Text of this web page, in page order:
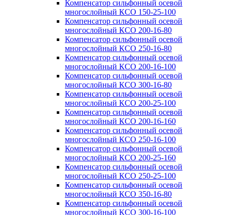
Компенсатор сильфонный осевой
многослойный КСО 150-25-100
Компенсатор сильфонный осевой
многослойный КСО 200-16-80
Компенсатор сильфонный осевой
многослойный КСО 250-16-80
Компенсатор сильфонный осевой
многослойный КСО 200-16-100
Компенсатор сильфонный осевой
многослойный КСО 300-16-80
Компенсатор сильфонный осевой
многослойный КСО 200-25-100
Компенсатор сильфонный осевой
многослойный КСО 200-16-160
Компенсатор сильфонный осевой
многослойный КСО 250-16-100
Компенсатор сильфонный осевой
многослойный КСО 200-25-160
Компенсатор сильфонный осевой
многослойный КСО 250-25-100
Компенсатор сильфонный осевой
многослойный КСО 350-16-80
Компенсатор сильфонный осевой
многослойный КСО 300-16-100